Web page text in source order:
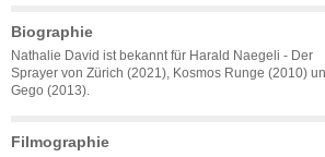
Biographie
Nathalie David ist bekannt für Harald Naegeli - Der
Sprayer von Zürich (2021), Kosmos Runge (2010)
Gego (2013).
Filmographie